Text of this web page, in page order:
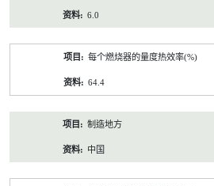
6.0
每个燃烧器的量度热效率(%)
64.4
制造地方
中国